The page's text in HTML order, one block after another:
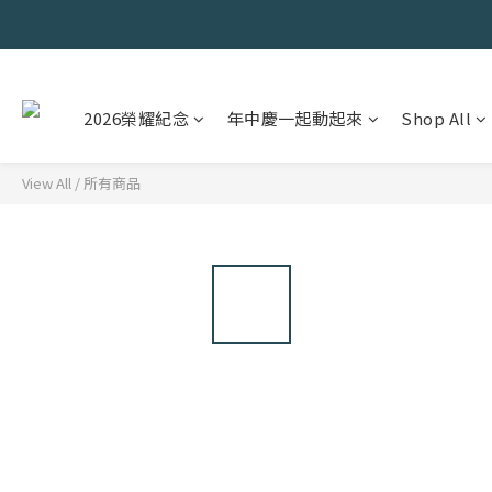
2026榮耀紀念 年中慶一起動起來 Shop All
View All / 所有商品